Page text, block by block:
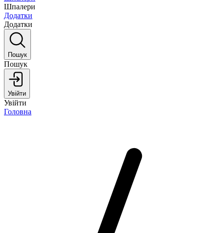
Шпалери
Додатки
Додатки
Пошук
Пошук
Увійти
Увійти
Головна